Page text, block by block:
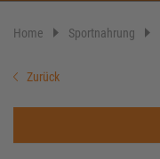
Home Sportnahrung
Zurück